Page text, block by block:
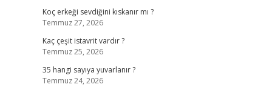
Koç erkeği sevdiğini kıskanır mı ?
Temmuz 27, 2026
Kaç çeşit istavrit vardır ?
Temmuz 25, 2026
35 hangi sayıya yuvarlanır ?
Temmuz 24, 2026